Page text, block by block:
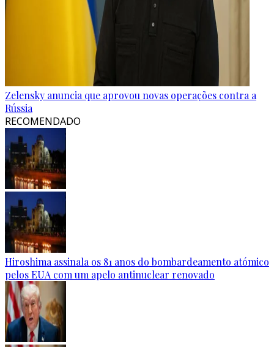
Zelensky anuncia que aprovou novas operações contra a
Rússia
RECOMENDADO
Hiroshima assinala os 81 anos do bombardeamento atómico
pelos EUA com um apelo antinuclear renovado